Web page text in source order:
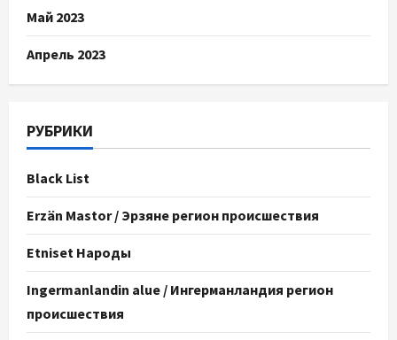
Май 2023
Апрель 2023
РУБРИКИ
Black List
Erzän Mastor / Эрзяне регион происшествия
Etniset Народы
Ingermanlandin alue / Ингерманландия регион
происшествия